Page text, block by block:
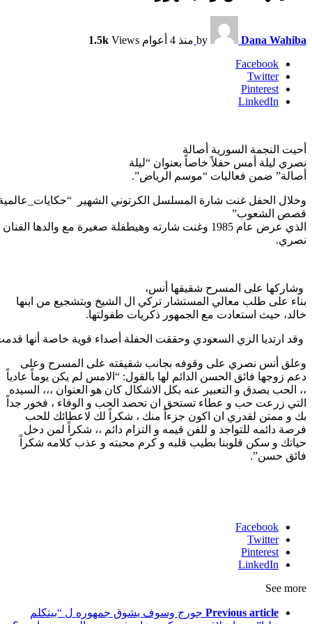
by Dana Wahiba منذ 4 أعوام 1.5k Views
Facebook
Twitter
Pinterest
LinkedIn
أحيت النجمة السورية أصالة
نصري ليلة أمس حفلاً خاصاً بعنوان “ليلة
أصالة” ضمن فعاليات “موسم الرياض”.
وخلال الحفل غنت شارة المسلسل الكرتوني الشهير
قصص الشعوب”
الذي عرض عام 1985 وغنت شارته وهيطفلة صغيرة مع والدها
نصري.
وشاركها على المسرح شقيقها أنس،
بناء على طلب معالي المستشار تركي ال الشيخ وبتشجيع من ابنها
خالد، حيث استعادت مع الجمهور ذكريات طفولتها.
وقد ارتديا الزي السعودي وحققت الحفلة أصداء قوية خاصة أنها قدمت
وعلق أنس نصري على وقوفه بجانب شقيقته على المسرح وعلى
دعم زوجها فائق الحسن الدائم لها بالقول: “الامس لم يكن يوماً عادياً
،، الحب بصدق و التعبير عنه بكل الاشكال كان هو العنوان ،،، السيده
التي زرعت حب و عطاء تستحق ان تحصد الحب و الوفاء ، فخور جداً
بك و ممتن لقدري ان اكون جزءاً منك ، شكراً لك لاعطائك للحب
فرصة دائمه للتواجد و للفن قيمه و التزام دائم ،، شكراً لمن دخل
حياتك و سكن قلوبنا بطيب قلبه و كرم محبته و عذب كلامه شكراً
فائق حسن”.
Facebook
Twitter
Pinterest
LinkedIn
See more
Previous article جورج وسوف يشوق جمهوره ل “بيتكلم